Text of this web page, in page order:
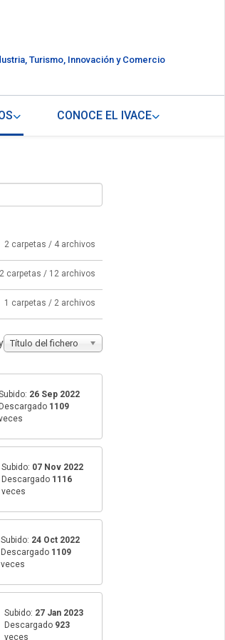
Turismo, Innovación y Comercio
CONOCE EL IVACE
2 carpetas / 4 archivos
2 carpetas / 12 archivos
1 carpetas / 2 archivos
Título del fichero
26 Sep 2022
1109
Subido: 07 Nov 2022
Descargado 1116
veces
Subido: 24 Oct 2022
Descargado 1109
veces
Subido: 27 Jan 2023
Descargado 923
veces